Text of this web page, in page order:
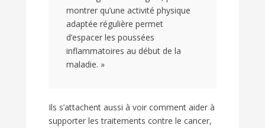
montrer qu’une activité physique
adaptée régulière permet
d’espacer les poussées
inflammatoires au début de la
maladie. »
Ils s’attachent aussi à voir comment aider à
supporter les traitements contre le cancer,